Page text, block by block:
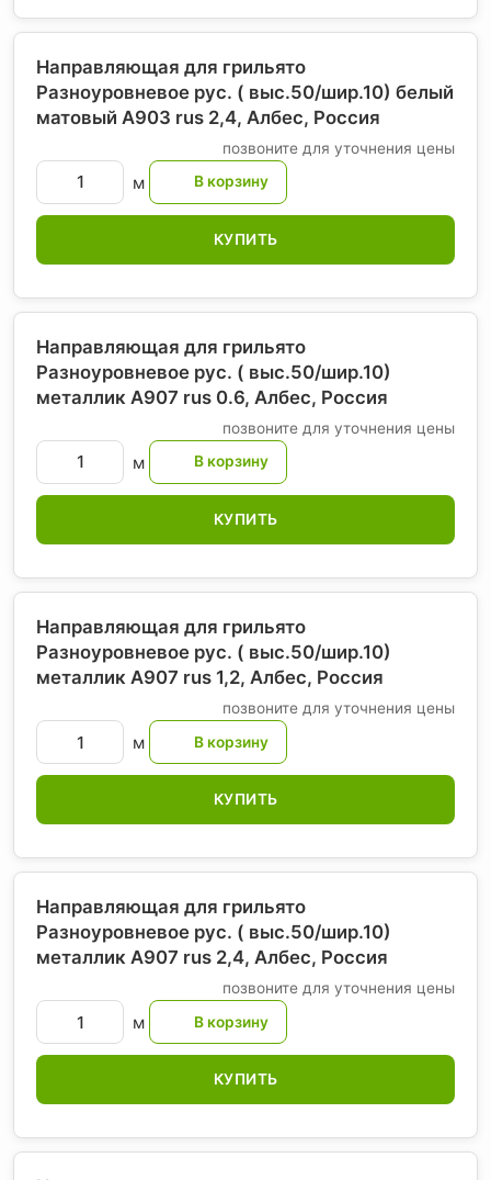
Направляющая для грильято
Разноуровневое рус. ( выс.50/шир.10) белый
матовый А903 rus 2,4, Албес, Россия
позвоните для уточнения цены
м
КУПИТЬ
Направляющая для грильято
Разноуровневое рус. ( выс.50/шир.10)
металлик А907 rus 0.6, Албес, Россия
позвоните для уточнения цены
м
КУПИТЬ
Направляющая для грильято
Разноуровневое рус. ( выс.50/шир.10)
металлик А907 rus 1,2, Албес, Россия
позвоните для уточнения цены
м
КУПИТЬ
Направляющая для грильято
Разноуровневое рус. ( выс.50/шир.10)
металлик А907 rus 2,4, Албес, Россия
позвоните для уточнения цены
м
КУПИТЬ